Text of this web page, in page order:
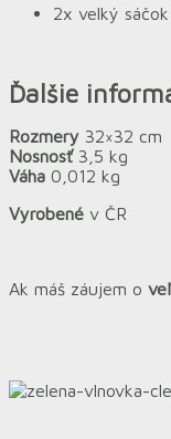
2x velký
Ďalšie
Rozmery 32×32 cm
Nosnosť 3,5 kg
Váha 0,012 kg
Vyrobené v ČR
Ak máš záujem o